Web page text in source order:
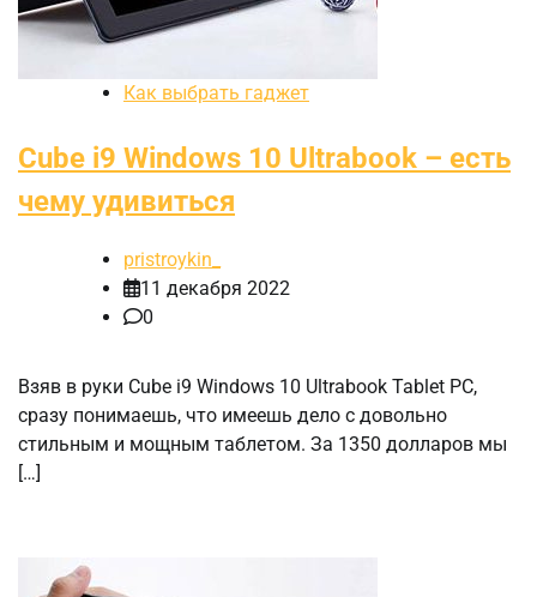
Как выбрать гаджет
Cube i9 Windows 10 Ultrabook – есть
чему удивиться
pristroykin_
11 декабря 2022
0
Взяв в руки Cube i9 Windows 10 Ultrabook Tablet PC,
сразу понимаешь, что имеешь дело с довольно
стильным и мощным таблетом. За 1350 долларов мы
[…]